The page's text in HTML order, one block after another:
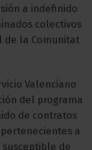
a indefinido
colectivos
la Comunitat
Valenciano
del programa
de contratos
a
de